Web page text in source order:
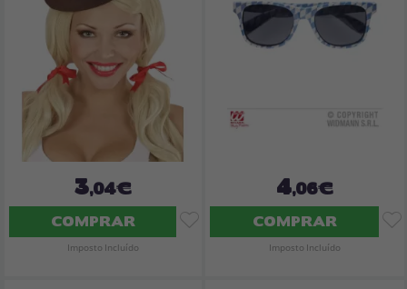
3,04€
COMPRAR
Imposto Incluído
4,06€
COMPRAR
Imposto Incluído